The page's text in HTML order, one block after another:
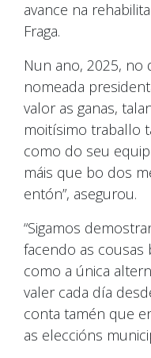
avance na
Fraga.
Nun ano, 2025, no
nomeada
valor as ganas,
moitísimo traballo
como do seu
máis que bo dos
entón”, asegurou.
“Sigamos
facendo as cousas
como a única
valer cada día
conta tamén que
as eleccións